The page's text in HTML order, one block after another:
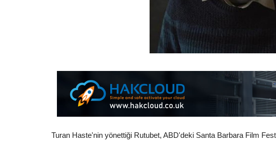
Turan Haste'nin yönettiği Rutubet, ABD'deki Santa Barbara Film